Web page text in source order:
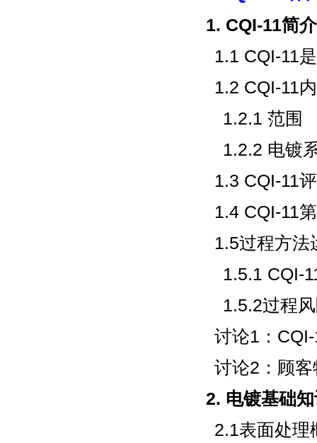
1. CQI-11简介
1.1 CQI-11
1.2 CQI-11
1.2.1 范围
1.2.2 电镀
1.3 CQI-11
1.4 CQI-11
1.5过程方法
1.5.1 CQI-
1.5.2过程
讨论1：
讨论2：顾
2. 电镀基础
2.1表面处理